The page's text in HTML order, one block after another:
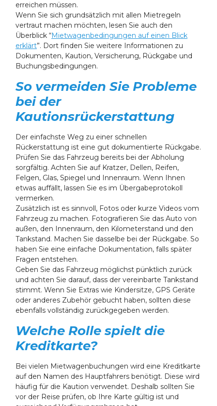
erreichen müssen.
Wenn Sie sich grundsätzlich mit allen Mietregeln
vertraut machen möchten, lesen Sie auch den
Überblick “Mietwagenbedingungen auf einen Blick
erklärt”. Dort finden Sie weitere Informationen zu
Dokumenten, Kaution, Versicherung, Rückgabe und
Buchungsbedingungen.
So vermeiden Sie Probleme
bei der
Kautionsrückerstattung
Der einfachste Weg zu einer schnellen
Rückerstattung ist eine gut dokumentierte Rückgabe.
Prüfen Sie das Fahrzeug bereits bei der Abholung
sorgfältig. Achten Sie auf Kratzer, Dellen, Reifen,
Felgen, Glas, Spiegel und Innenraum. Wenn Ihnen
etwas auffällt, lassen Sie es im Übergabeprotokoll
vermerken.
Zusätzlich ist es sinnvoll, Fotos oder kurze Videos vom
Fahrzeug zu machen. Fotografieren Sie das Auto von
außen, den Innenraum, den Kilometerstand und den
Tankstand. Machen Sie dasselbe bei der Rückgabe. So
haben Sie eine einfache Dokumentation, falls später
Fragen entstehen.
Geben Sie das Fahrzeug möglichst pünktlich zurück
und achten Sie darauf, dass der vereinbarte Tankstand
stimmt. Wenn Sie Extras wie Kindersitze, GPS Geräte
oder anderes Zubehör gebucht haben, sollten diese
ebenfalls vollständig zurückgegeben werden.
Welche Rolle spielt die
Kreditkarte?
Bei vielen Mietwagenbuchungen wird eine Kreditkarte
auf den Namen des Hauptfahrers benötigt. Diese wird
häufig für die Kaution verwendet. Deshalb sollten Sie
vor der Reise prüfen, ob Ihre Karte gültig ist und